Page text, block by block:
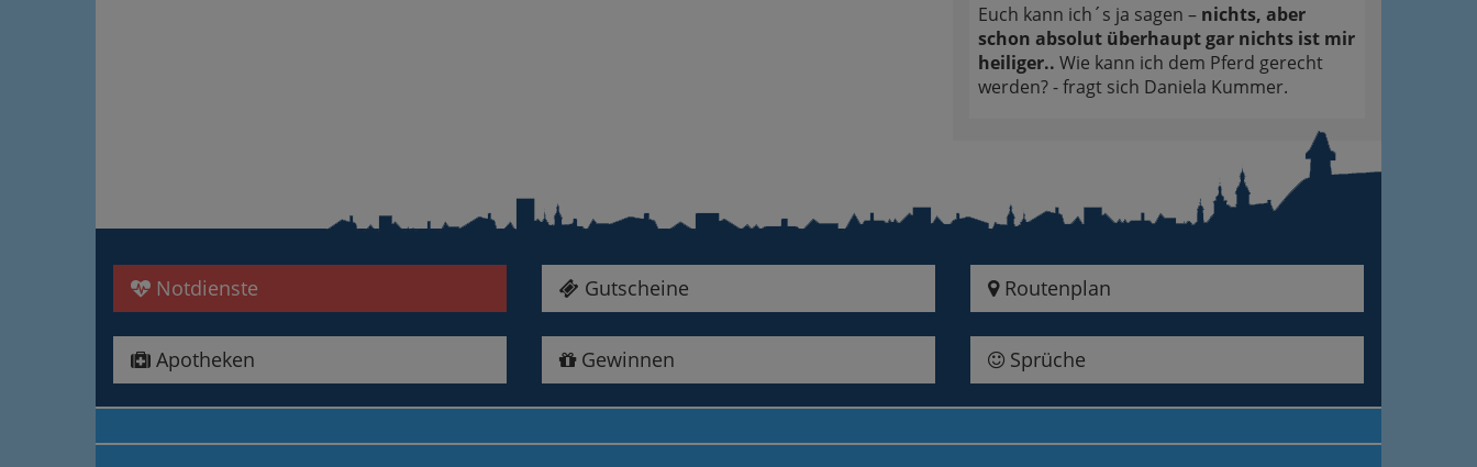
Euch kann ich´s ja sagen – nichts, aber
schon absolut überhaupt gar nichts ist mir
heiliger.. Wie kann ich dem Pferd gerecht
werden? - fragt sich Daniela Kummer.
Notdienste
Apotheken
Gutscheine
Gewinnen
Routenplan
Sprüche